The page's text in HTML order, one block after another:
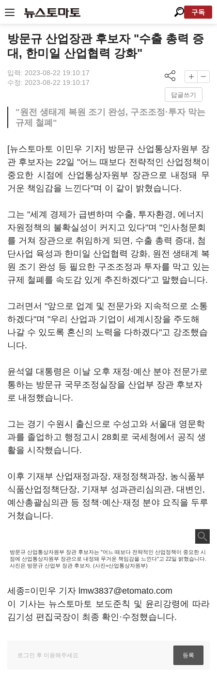
구독
방문규 산업장관 후보자 "수출 총력 증
대, 한미일 산업협력 강화"
입력: 2023-08-22 19:10:17
수정: 2023-08-22 19:10:17
답글쓰기
"원전 생태계 복원 조기 완성, 구조조정·투자 막는
규제 철폐"
[뉴스토마토 이민우 기자] 방문규 산업통상자원부 장
관 후보자는 22일 "어느 때보다 전략적인 산업정책이
중요한 시점에 산업통상자원부 장관으로 내정돼 무
거운 책임감을 느낀다"며 이 같이 밝혔습니다.
그는 "세계 경제가 급변하며 수출, 투자환경, 에너지
자원정책의 불확실성이 커지고 있다"며 "인사청문회
를 거쳐 장관으로 취임하게 되면, 수출 총력 증대, 첨
단사업 육성과 한미일 산업협력 강화, 원전 생태계 복
원 조기 완성 등 필요한 구조조정과 투자를 막고 있는
규제 철폐를 속도감 있게 추진하겠다"고 말했습니다.
그러면서 "앞으로 업계 및 전문가와 지속적으로 소통
하겠다"며 "우리 산업과 기업이 세계시장을 주도해
나갈 수 있도록 혼신의 노력을 다하겠다"고 강조했습
니다.
윤석열 대통령은 이날 오후 재정·예산 분야 전문가로
통하는 방문규 국무조정실장을 산업부 장관 후보자
로 내정했습니다.
그는 경기 수원시 출신으로 수성고와 서울대 영문학
과를 졸업하고 행정고시 28회로 국세청에서 공직 생
활을 시작했습니다.
이후 기재부 산업재정과장, 재정정책과장, 농식품부
식품산업정책단장, 기재부 성과관리심의관, 대변인,
예산총괄심의관 등 정책·예산·재정 분야 요직을 두루
거쳤습니다.
방문규 산업통상자원부 장관 후보자는 "어느 때보다 전략적인 산업정책이 중요한 시
점에 산업통상자원부 장관으로 내정돼 무거운 책임감을 느낀다"고 22일 밝혔습니다.
사진은 방문규 산업부 장관 후보자. (사진=산업통상자원부)
세종=이민우 기자 lmw3837@etomato.com
이 기사는 뉴스토마토 보도준칙 및 윤리강령에 따라
김기성 편집국장이 최종 확인·수정했습니다.